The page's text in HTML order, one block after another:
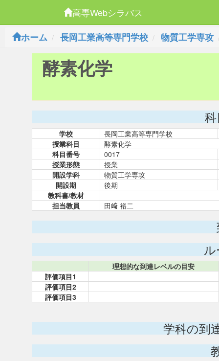
高専Webシラバス
ホーム
長岡工業高等専門学校 物質工学専攻
酵素化学
学校
長岡工業高等専門学校
授業科目
酵素化学
科目番号
0017
授業形態
授業
開設学科
物質工学専攻
開設期
後期
教科書/教材
担当教員
田﨑 裕二
理想的な到達レベルの目安
評価項目1
評価項目2
評価項目3
学科の到